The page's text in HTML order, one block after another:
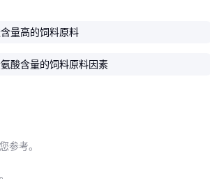
鱼粉过度搅拌易产生静电吸附，而豆粕
匀分散。
测原料含水量，超过安全阈值需优先使
量高的饲料原料
酸含量的饲料原料因素
参考。